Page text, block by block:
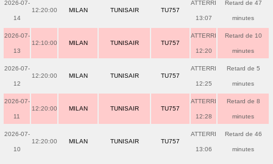
2026-07-
14
12:20:00 MILAN TUNISAIR TU757
ATTERRI
13:07
Retard de 47
minutes
2026-07-
13
12:10:00 MILAN TUNISAIR TU757
ATTERRI
12:20
Retard de 10
minutes
2026-07-
12
12:20:00 MILAN TUNISAIR TU757
ATTERRI
12:25
Retard de 5
minutes
2026-07-
11
12:20:00 MILAN TUNISAIR TU757
ATTERRI
12:28
Retard de 8
minutes
2026-07-
10
12:20:00 MILAN TUNISAIR TU757
ATTERRI
13:06
Retard de 46
minutes